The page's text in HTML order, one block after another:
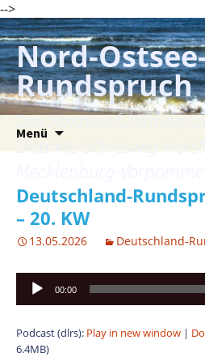
-->
Zum
Inhalt
springen
Nord-
Rundspruch
Das
Distrikte Schleswig-
Menü
Deutschland-
– 20. KW
13.05.2026 Deutschland-
Audio-
Player
00:00
Podcast (dlrs): Play in new window |
6.4MB)